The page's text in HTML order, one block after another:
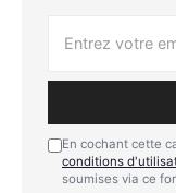
En cochant cette
conditions
soumises via ce